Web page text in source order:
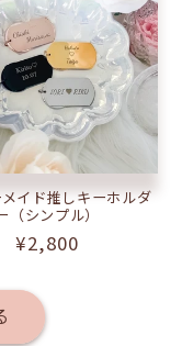
イド推しキーホルダ
（シンプル）
通
価
¥2,800